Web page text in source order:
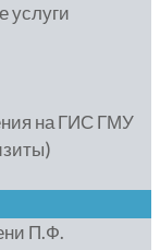
услуги
на ГИС ГМУ
П.Ф.